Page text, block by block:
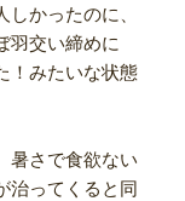
かったのに、
羽交い締めに
！みたいな状態
暑さで食欲ない
治ってくると同